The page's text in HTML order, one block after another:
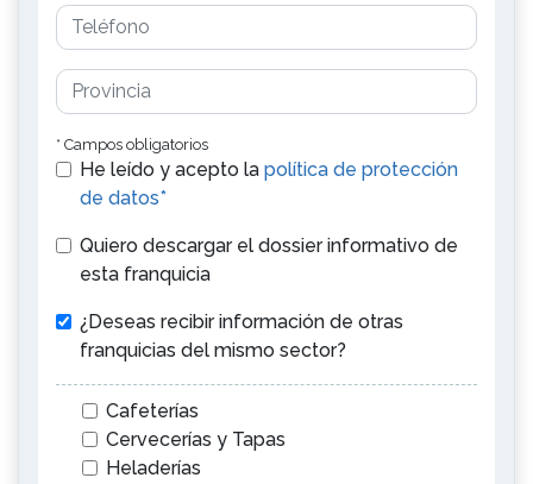
* Campos obligatorios
He leído y acepto la política de protección
de datos*
Quiero descargar el dossier informativo de
esta franquicia
¿Deseas recibir información de otras
franquicias del mismo sector?
Cafeterías
Cervecerías y Tapas
Heladerías